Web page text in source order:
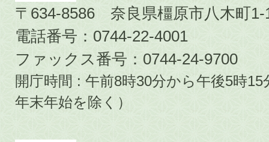
〒634-8586 奈良県橿原市八木町1-
電話番号：0744-22-4001
ファックス番号：0744-24-9700
開庁時間 : 午前8時30分から午後5時
年末年始を除く）